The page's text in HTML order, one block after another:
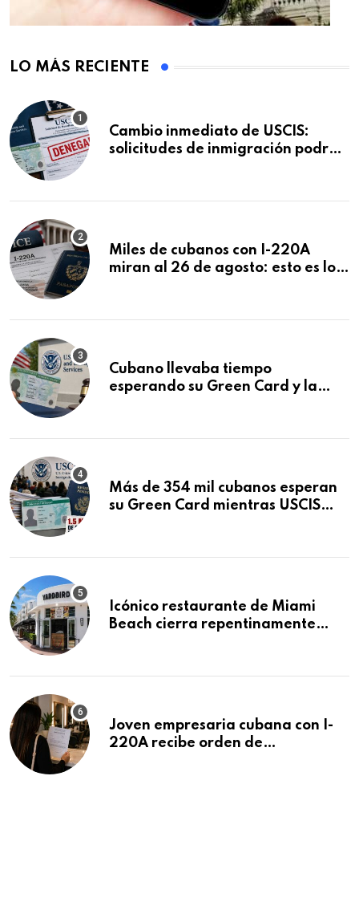
LO MÁS RECIENTE
Cambio inmediato de USCIS:
solicitudes de inmigración podrán
Miles de cubanos con I-220A
miran al 26 de agosto: esto es lo
Cubano llevaba tiempo
esperando su Green Card y la
Más de 354 mil cubanos esperan
su Green Card mientras USCIS
Icónico restaurante de Miami
Beach cierra repentinamente
Joven empresaria cubana con I-
220A recibe orden de